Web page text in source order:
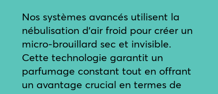
Nos systèmes avancés utilisent la
nébulisation d’air froid pour créer un
micro-brouillard sec et invisible.
Cette technologie garantit un
parfumage constant tout en offrant
un avantage crucial en termes de